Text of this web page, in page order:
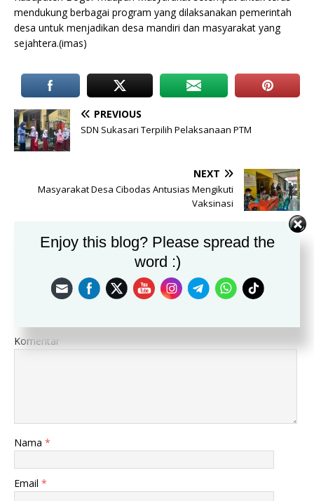
mendukung berbagai program yang dilaksanakan pemerintah
desa untuk menjadikan desa mandiri dan masyarakat yang
sejahtera.(imas)
PREVIOUS
SDN Sukasari Terpilih Pelaksanaan PTM
NEXT
Masyarakat Desa Cibodas Antusias Mengikuti
Vaksinasi
BE THE FIRST TO COMMENT
Leave a Reply
Komentar
Nama *
Email *
Enjoy this blog? Please spread the
word :)